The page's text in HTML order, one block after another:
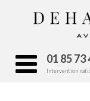
01 85 73
Intervention